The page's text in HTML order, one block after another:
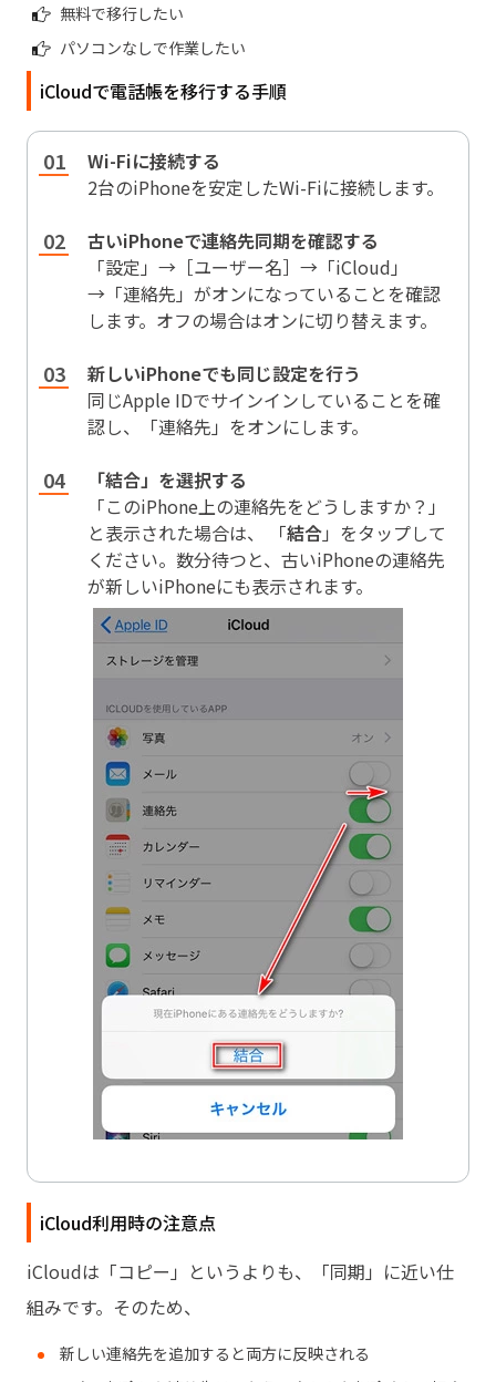
無料で移行したい
パソコンなしで作業したい
iCloudで電話帳を移行する手順
Wi-Fiに接続する
2台のiPhoneを安定したWi-Fiに接続します。
古いiPhoneで連絡先同期を確認する
「設定」→［ユーザー名］→「iCloud」
→「連絡先」がオンになっていることを確認
します。オフの場合はオンに切り替えます。
新しいiPhoneでも同じ設定を行う
同じApple IDでサインインしていることを確
認し、「連絡先」をオンにします。
「結合」を選択する
「このiPhone上の連絡先をどうしますか？」
と表示された場合は、 「結合」をタップして
ください。数分待つと、古いiPhoneの連絡先
が新しいiPhoneにも表示されます。
iCloud利用時の注意点
iCloudは「コピー」というよりも、「同期」に近い仕
組みです。そのため、
新しい連絡先を追加すると両方に反映される